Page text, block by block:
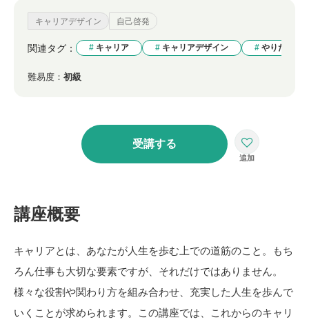
キャリアデザイン 自己啓発
関連タグ： キャリア キャリアデザイン やりたいこ
難易度： 初級
受講する
講座概要
キャリアとは、あなたが人生を歩む上での道筋のこと。もち
ろん仕事も大切な要素ですが、それだけではありません。
様々な役割や関わり方を組み合わせ、充実した人生を歩んで
いくことが求められます。この講座では、これからのキャリ